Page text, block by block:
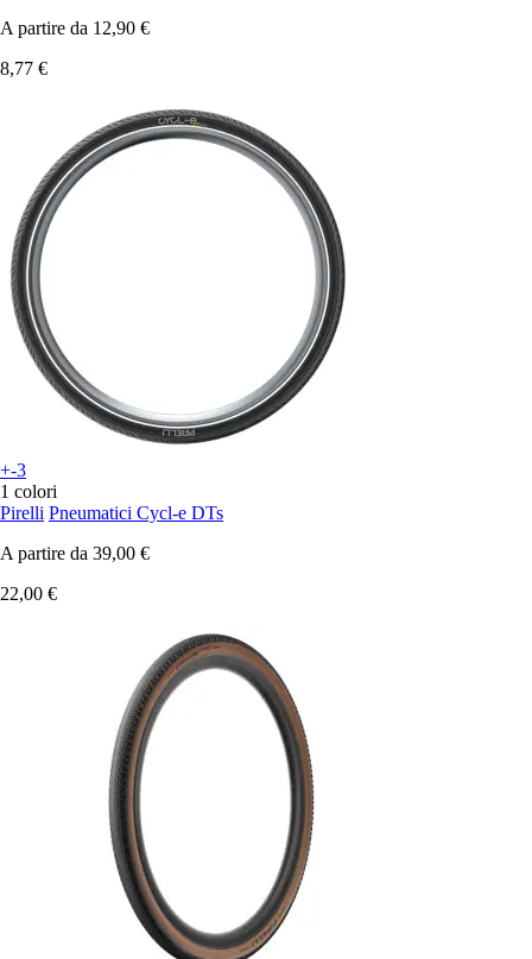
A partire da 12,90 €
8,77 €
+-3
1 colori
Pirelli Pneumatici Cycl-e DTs
A partire da 39,00 €
22,00 €